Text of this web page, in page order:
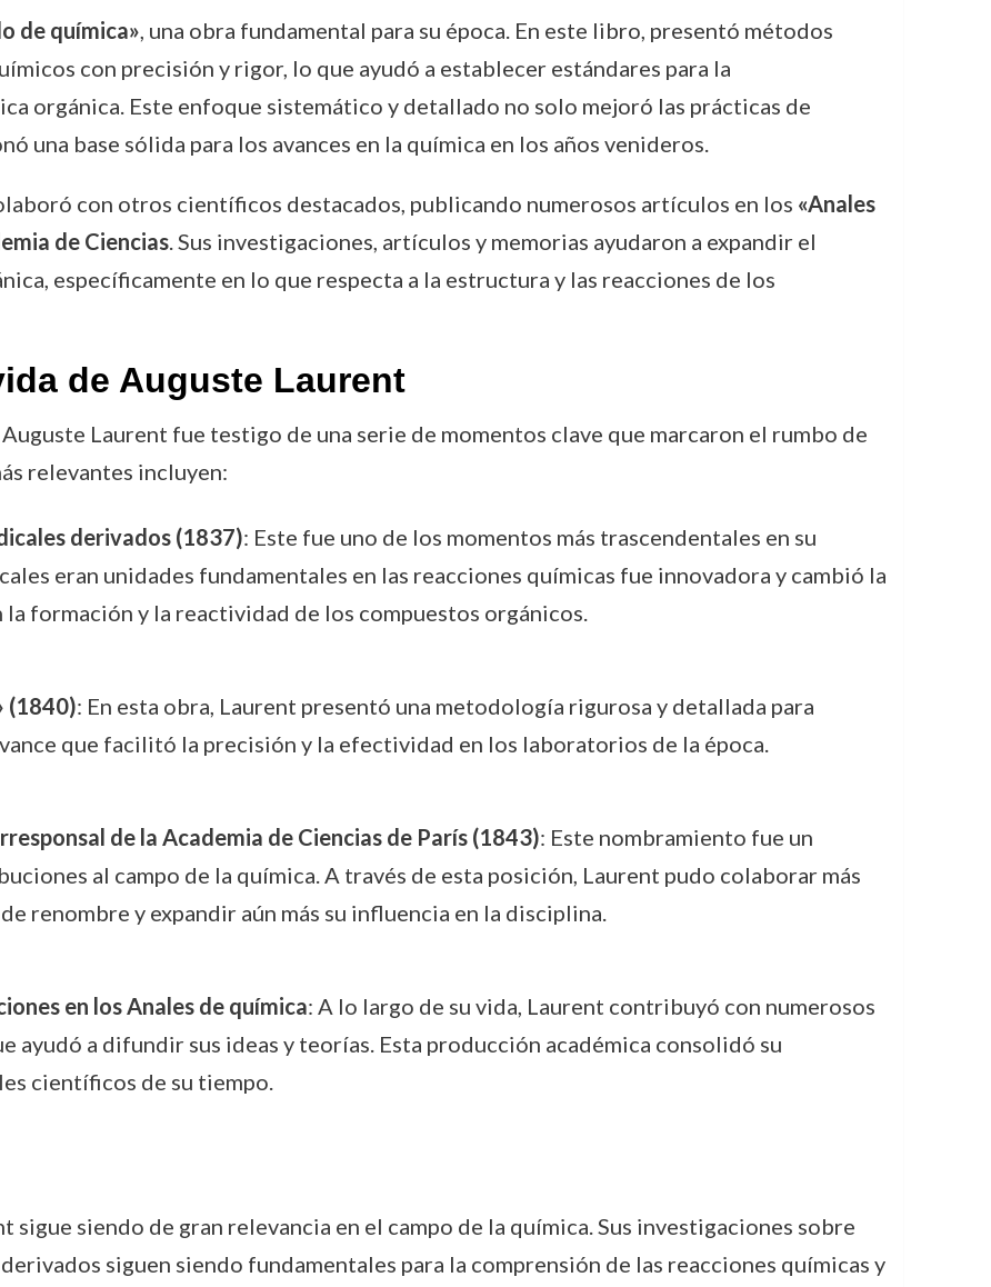
de química», una obra fundamental para su época. En este libro, presentó métodos
con precisión y rigor, lo que ayudó a establecer estándares para la
orgánica. Este enfoque sistemático y detallado no solo mejoró las prácticas de
una base sólida para los avances en la química en los años venideros.
con otros científicos destacados, publicando numerosos artículos en los «Anales
de Ciencias. Sus investigaciones, artículos y memorias ayudaron a expandir el
específicamente en lo que respecta a la estructura y las reacciones de los
de Auguste Laurent
Laurent fue testigo de una serie de momentos clave que marcaron el rumbo de
relevantes incluyen:
derivados (1837): Este fue uno de los momentos más trascendentales en su
eran unidades fundamentales en las reacciones químicas fue innovadora y cambió la
formación y la reactividad de los compuestos orgánicos.
(1840): En esta obra, Laurent presentó una metodología rigurosa y detallada para
que facilitó la precisión y la efectividad en los laboratorios de la época.
de la Academia de Ciencias de París (1843): Este nombramiento fue un
al campo de la química. A través de esta posición, Laurent pudo colaborar más
renombre y expandir aún más su influencia en la disciplina.
en los Anales de química: A lo largo de su vida, Laurent contribuyó con numerosos
ayudó a difundir sus ideas y teorías. Esta producción académica consolidó su
científicos de su tiempo.
sigue siendo de gran relevancia en el campo de la química. Sus investigaciones sobre
siguen siendo fundamentales para la comprensión de las reacciones químicas y